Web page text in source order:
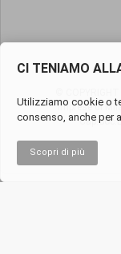
Imprese di
CI TENIAMO
Utilizziamo cookie o
consenso, anche per
Scopri di più